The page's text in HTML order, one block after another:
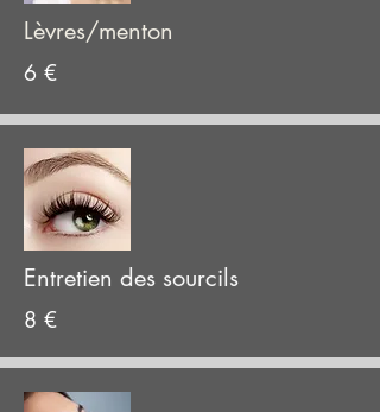
Lèvres/menton
6 €
Entretien des sourcils
8 €